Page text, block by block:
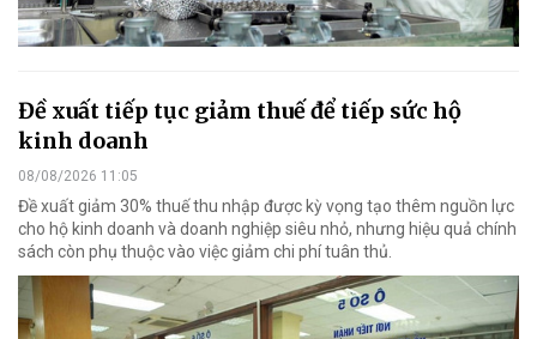
Đề xuất tiếp tục giảm thuế để tiếp sức hộ
kinh doanh
08/08/2026 11:05
Đề xuất giảm 30% thuế thu nhập được kỳ vọng tạo thêm nguồn lực
cho hộ kinh doanh và doanh nghiệp siêu nhỏ, nhưng hiệu quả chính
sách còn phụ thuộc vào việc giảm chi phí tuân thủ.